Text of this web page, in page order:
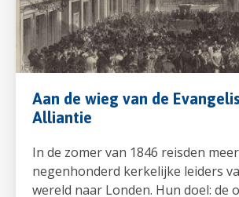
Aan de wieg van de
Alliantie
In de zomer van 1846 reisden
negenhonderd kerkelijke leiders
wereld naar Londen. Hun doel: de